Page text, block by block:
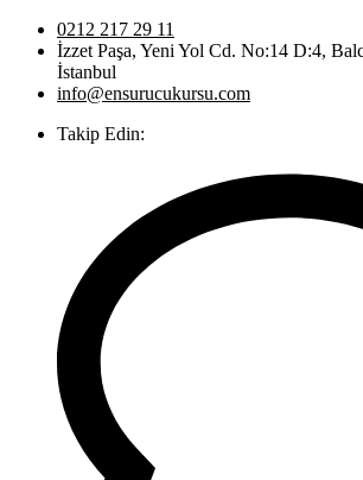
0212 217 29 11
İzzet Paşa, Yeni Yol Cd. No:14 D:4,
İstanbul
info@ensurucukursu.com
Takip Edin: